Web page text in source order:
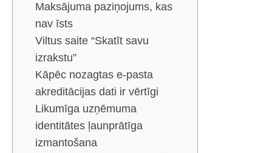
Maksājuma paziņojums, kas
nav īsts
Viltus saite “Skatīt savu
izrakstu”
Kāpēc nozagtas e-pasta
akreditācijas dati ir vērtīgi
Likumīga uzņēmuma
identitātes ļaunprātīga
izmantošana